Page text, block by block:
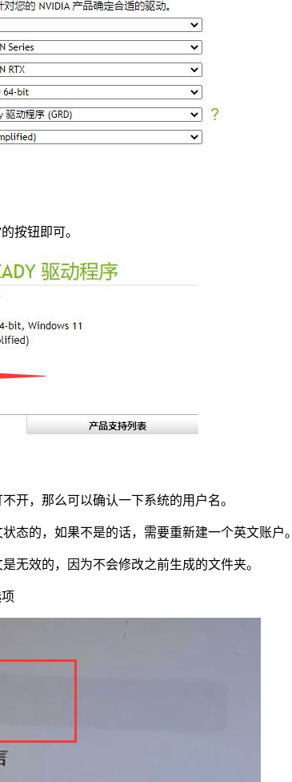
按钮即可。
，那么可以确认一下系统的用户名。
的，如果不是的话，需要重新建一个英文账户。
效的，因为不会修改之前生成的文件夹。